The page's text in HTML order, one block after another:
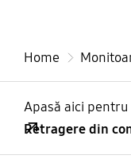
Wuchang:
Zombieville
Home
Apasă aici
Retragere din